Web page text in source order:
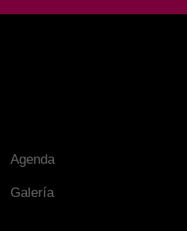
Agenda
Galería